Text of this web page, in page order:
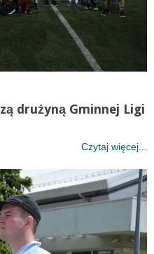
drużyną Gminnej Ligi
Czytaj więcej...